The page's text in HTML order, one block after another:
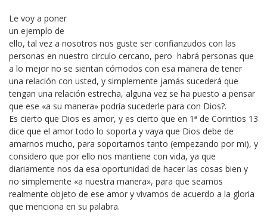
Le voy a poner
un ejemplo de
ello, tal vez a nosotros nos guste ser confianzudos con las
personas en nuestro circulo cercano, pero habrá personas que
a lo mejor no se sientan cómodos con esa manera de tener
una relación con usted, y simplemente jamás sucederá que
tengan una relación estrecha, alguna vez se ha puesto a pensar
que ese «a su manera» podría sucederle para con Dios?.
Es cierto que Dios es amor, y es cierto que en 1ª de Corintios 13
dice que el amor todo lo soporta y vaya que Dios debe de
amarnos mucho, para soportarnos tanto (empezando por mi), y
considero que por ello nos mantiene con vida, ya que
diariamente nos da esa oportunidad de hacer las cosas bien y
no simplemente «a nuestra manera», para que seamos
realmente objeto de ese amor y vivamos de acuerdo a la gloria
que menciona en su palabra.